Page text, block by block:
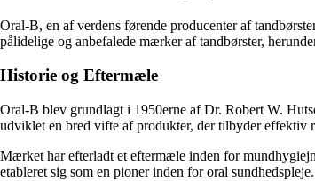
Oral-B, en af verdens førende producenter af
pålidelige og anbefalede mærker af tandbørster,
Historie og Eftermæle
Oral-B blev grundlagt i 1950erne af Dr. Robert W.
udviklet en bred vifte af produkter, der tilbyder effektiv
Mærket har efterladt et eftermæle inden for
etableret sig som en pioner inden for oral sundhedspleje.